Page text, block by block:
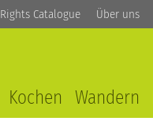
Rights Catalogue Über uns
Kochen Wandern